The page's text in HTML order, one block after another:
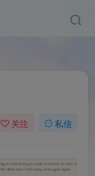
关注 私信